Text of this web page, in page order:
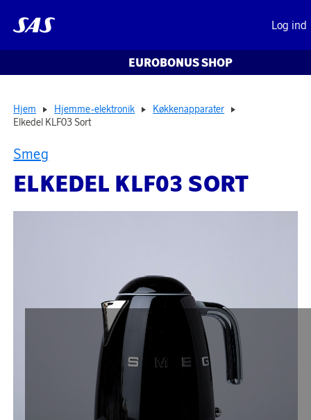
Log ind
EUROBONUS SHOP
Hjem Hjemme-elektronik
Køkkenapparater
Elkedel KLF03 Sort
Smeg
ELKEDEL KLF03 SORT